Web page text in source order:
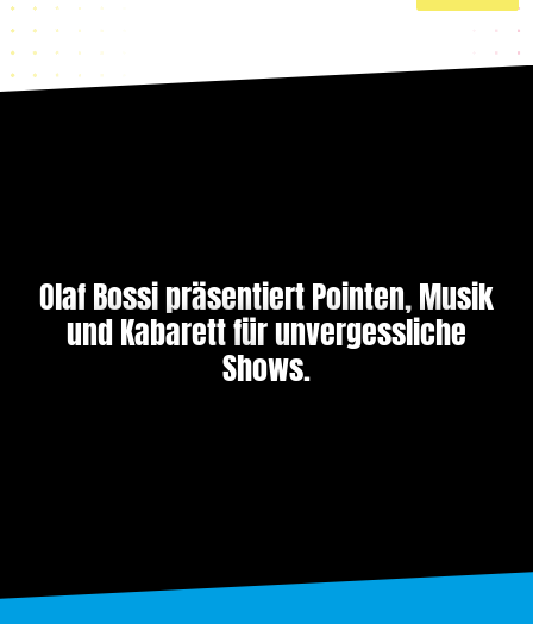
Olaf Bossi präsentiert Pointen, Musik
und Kabarett für unvergessliche
Shows.